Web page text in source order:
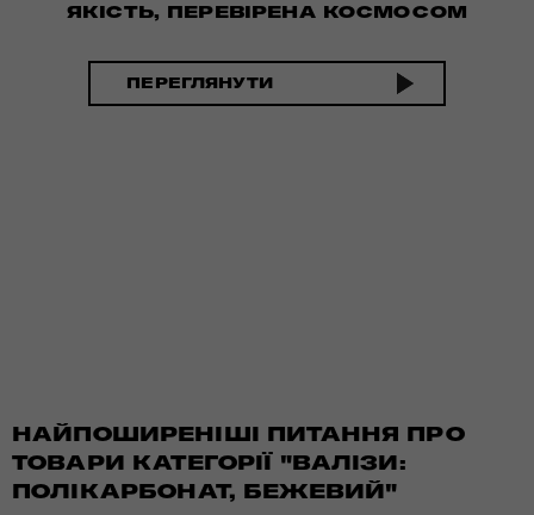
ЯКІСТЬ, ПЕРЕВІРЕНА КОСМОСОМ
ПЕРЕГЛЯНУТИ
НАЙПОШИРЕНІШІ ПИТАННЯ ПРО
ТОВАРИ КАТЕГОРІЇ "ВАЛІЗИ:
ПОЛІКАРБОНАТ, БЕЖЕВИЙ"